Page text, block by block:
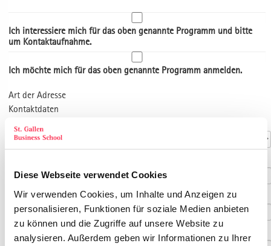
Diese Webseite verwendet Cookies
Wir verwenden Cookies, um Inhalte und Anzeigen zu
personalisieren, Funktionen für soziale Medien anbieten
zu können und die Zugriffe auf unsere Website zu
analysieren. Außerdem geben wir Informationen zu Ihrer
Ich interessiere mich für das oben genannte Programm und bitte
um Kontaktaufnahme.
Ich möchte mich für das oben genannte Programm anmelden.
Art der Adresse
Kontaktdaten
Vorname*